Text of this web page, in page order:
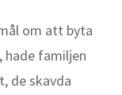
om att byta
hade familjen
de skavda